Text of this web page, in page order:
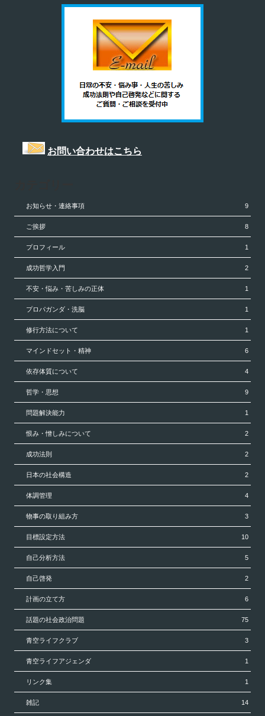
お問い合わせはこちら
お知らせ・連絡事項 9
ご挨拶 8
プロフィール 1
成功哲学入門 2
不安・悩み・苦しみの正体 1
プロパガンダ・洗脳 1
修行方法について 1
マインドセット・精神 6
依存体質について 4
哲学・思想 9
問題解決能力 1
恨み・憎しみについて 2
成功法則 2
日本の社会構造 2
体調管理 4
物事の取り組み方 3
目標設定方法 10
自己分析方法 5
自己啓発 2
計画の立て方 6
話題の社会政治問題 75
青空ライフクラブ 3
青空ライフアジェンダ 1
リンク集 1
雑記 14